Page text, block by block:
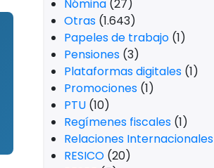
Nómina (27)
Otras (1.643)
Papeles de trabajo (1)
Pensiones (3)
Plataformas digitales (1)
Promociones (1)
PTU (10)
Regímenes fiscales (1)
Relaciones Internacionales
RESICO (20)